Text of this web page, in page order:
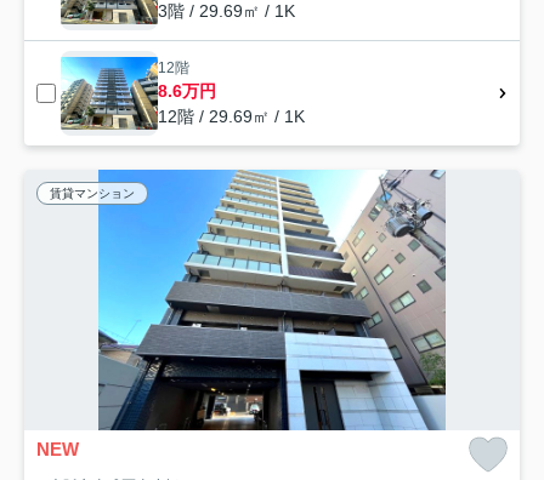
3階 / 29.69㎡ / 1K
12階
8.6万円
12階 / 29.69㎡ / 1K
賃貸マンション
NEW